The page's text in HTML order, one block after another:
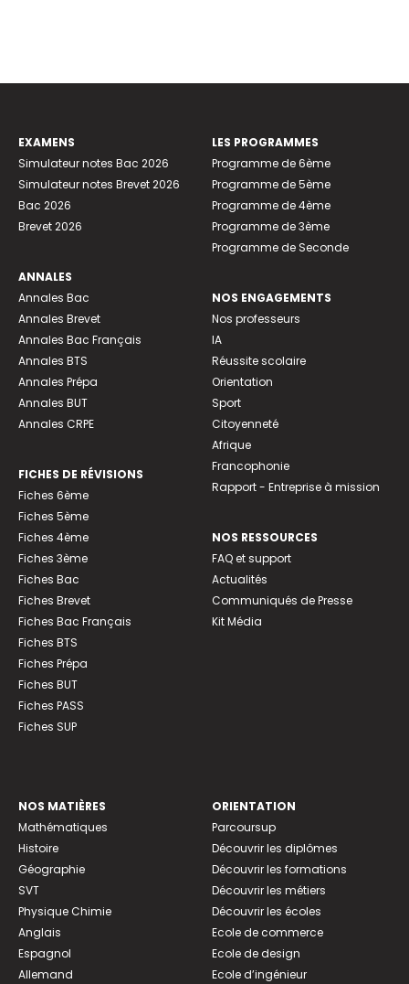
EXAMENS
Simulateur notes Bac 2026
Simulateur notes Brevet 2026
Bac 2026
Brevet 2026
ANNALES
Annales Bac
Annales Brevet
Annales Bac Français
Annales BTS
Annales Prépa
Annales BUT
Annales CRPE
FICHES DE RÉVISIONS
Fiches 6ème
Fiches 5ème
Fiches 4ème
Fiches 3ème
Fiches Bac
Fiches Brevet
Fiches Bac Français
Fiches BTS
Fiches Prépa
Fiches BUT
Fiches PASS
Fiches SUP
LES PROGRAMMES
Programme de 6ème
Programme de 5ème
Programme de 4ème
Programme de 3ème
Programme de Seconde
NOS ENGAGEMENTS
Nos professeurs
IA
Réussite scolaire
Orientation
Sport
Citoyenneté
Afrique
Francophonie
Rapport - Entreprise à mission
NOS RESSOURCES
FAQ et support
Actualités
Communiqués de Presse
Kit Média
NOS MATIÈRES
Mathématiques
Histoire
Géographie
SVT
Physique Chimie
Anglais
Espagnol
Allemand
ORIENTATION
Parcoursup
Découvrir les diplômes
Découvrir les formations
Découvrir les métiers
Découvrir les écoles
Ecole de commerce
Ecole de design
Ecole d’ingénieur